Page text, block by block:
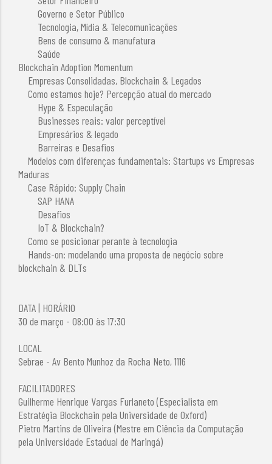
Governo e Setor Público
Tecnologia, Mídia & Telecomunicações
Bens de consumo & manufatura
Saúde
Blockchain Adoption Momentum
Empresas Consolidadas, Blockchain & Legados
Como estamos hoje? Percepção atual do mercado
Hype & Especulação
Businesses reais: valor perceptível
Empresários & legado
Barreiras e Desafios
Modelos com diferenças fundamentais: Startups vs Empresas
Maduras
Case Rápido: Supply Chain
SAP HANA
Desafios
IoT & Blockchain?
Como se posicionar perante à tecnologia
Hands-on: modelando uma proposta de negócio sobre
blockchain & DLTs
DATA | HORÁRIO
30 de março - 08:00 às 17:30
LOCAL
Sebrae - Av Bento Munhoz da Rocha Neto, 1116
FACILITADORES
Guilherme Henrique Vargas Furlaneto (Especialista em
Estratégia Blockchain pela Universidade de Oxford)
Pietro Martins de Oliveira (Mestre em Ciência da Computação
pela Universidade Estadual de Maringá)